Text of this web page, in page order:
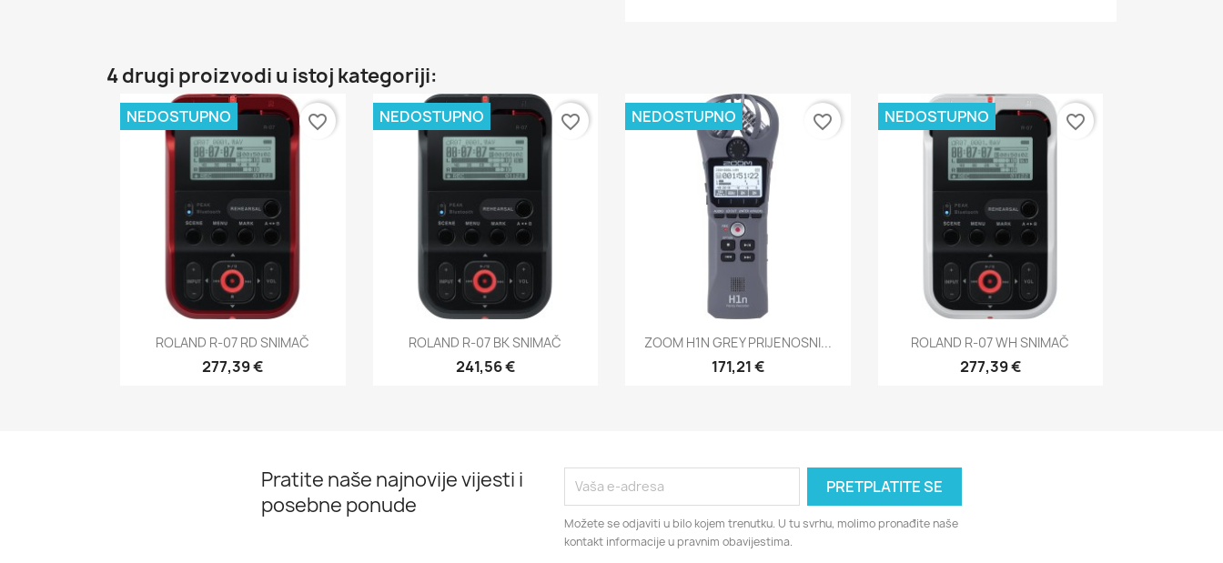
4 drugi proizvodi u istoj kategoriji:
Brzi pregled
ROLAND R-07 RD SNIMAČ
277,39 €
NEDOSTUPNO favorite_border
Brzi pregled
ROLAND R-07 BK SNIMAČ
241,56 €
NEDOSTUPNO favorite_border
Brzi pregled
ZOOM H1N GREY PRIJENOSNI...
171,21 €
NEDOSTUPNO favorite_border
Brzi pregled
ROLAND R-07 WH SNIMAČ
277,39 €
NEDOSTUPNO favorite_border
Pratite naše najnovije vijesti i
posebne ponude
Možete se odjaviti u bilo kojem trenutku. U tu svrhu, molimo pronađite naše
kontakt informacije u pravnim obavijestima.